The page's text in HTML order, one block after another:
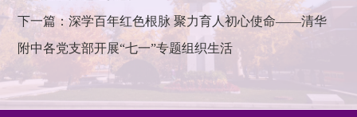
下一篇：深学百年红色根脉 聚力育人初心使命——清华
附中各党支部开展“七一”专题组织生活